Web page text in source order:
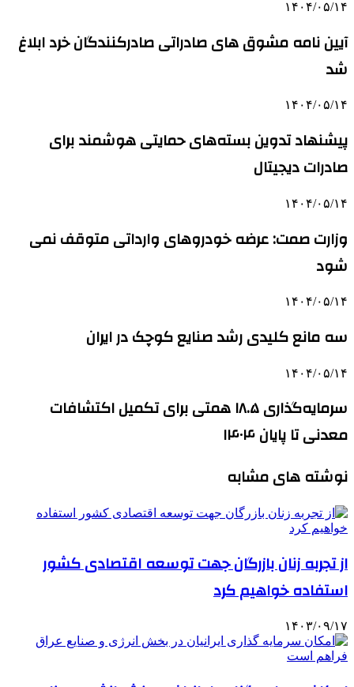
۱۴۰۴/۰۵/۱۴
آیین نامه مشوق های صادراتی صادرکنندگان خرد ابلاغ
شد
۱۴۰۴/۰۵/۱۴
پیشنهاد تدوین بسته‌های حمایتی هوشمند برای
صادرات دیجیتال
۱۴۰۴/۰۵/۱۴
وزارت صمت: عرضه خودروهای وارداتی متوقف نمی
شود
۱۴۰۴/۰۵/۱۴
سه مانع کلیدی رشد صنایع کوچک در ایران
۱۴۰۴/۰۵/۱۴
سرمایه‌گذاری ۱۸.۵ همتی برای تکمیل اکتشافات
معدنی تا پایان ۱۴۰۴
نوشته های مشابه
از تجربه زنان بازرگان جهت توسعه اقتصادی کشور
استفاده خواهیم کرد
۱۴۰۳/۰۹/۱۷